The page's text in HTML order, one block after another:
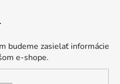
budeme zasielať informácie
e-shope.